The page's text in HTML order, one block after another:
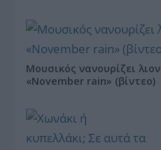
Μουσικός νανουρίζει
«November rain» (βίντεο)